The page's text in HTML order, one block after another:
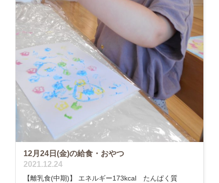
12月24日(金)の給食・おやつ
2021.12.24
【離乳食(中期)】 エネルギー173kcal たんぱく質